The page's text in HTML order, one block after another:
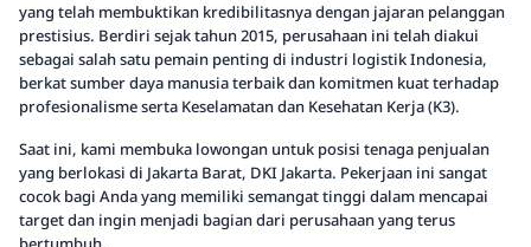
yang telah membuktikan kredibilitasnya dengan jajaran pelanggan
prestisius. Berdiri sejak tahun 2015, perusahaan ini telah diakui
sebagai salah satu pemain penting di industri logistik Indonesia,
berkat sumber daya manusia terbaik dan komitmen kuat terhadap
profesionalisme serta Keselamatan dan Kesehatan Kerja (K3).
Saat ini, kami membuka lowongan untuk posisi tenaga penjualan
yang berlokasi di Jakarta Barat, DKI Jakarta. Pekerjaan ini sangat
cocok bagi Anda yang memiliki semangat tinggi dalam mencapai
target dan ingin menjadi bagian dari perusahaan yang terus